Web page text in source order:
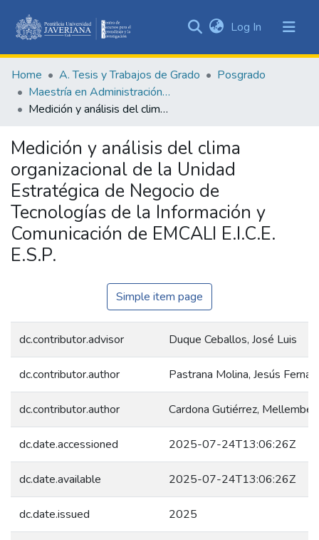
&
Collections
All of DSpace
Statistics
Log In (current)
Home A. Tesis y Trabajos de Grado
Posgrado
Maestría en Administración de Empresas
Medición y análisis del clima organizacional de la Unidad Estratégica de Negocio de Tecnologías de la Información y Comunicación de EMCALI E.I.C.E. E.S.P.
Medición y análisis del clima
organizacional de la Unidad
Estratégica de Negocio de
Tecnologías de la Información y
Comunicación de EMCALI E.I.C.E.
E.S.P.
Simple item page
dc.contributor.advisor Duque Ceballos, José Luis
dc.contributor.author Pastrana Molina, Jesús
dc.contributor.author Cardona Gutiérrez,
dc.date.accessioned 2025-07-24T13:06:26Z
dc.date.available 2025-07-24T13:06:26Z
dc.date.issued 2025